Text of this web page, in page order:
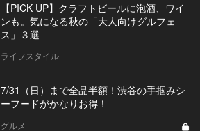
【PICK UP】クラフトビールに泡酒、ワイ
ンも。気になる秋の「大人向けグルフェ
ス」３選
ライフスタイル
7/31（日）まで全品半額！渋谷の手掴みシ
ーフードがかなりお得！
グルメ